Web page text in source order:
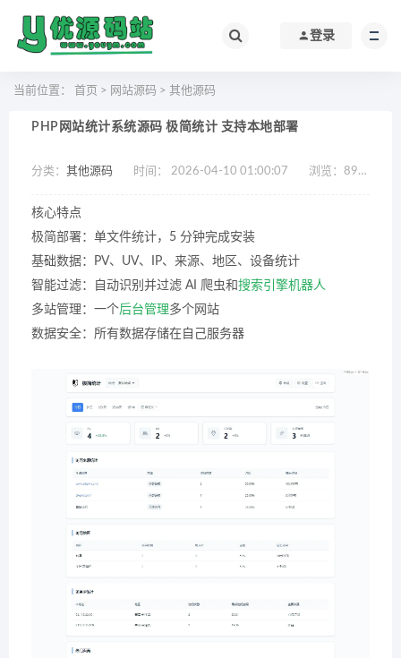
登录
当前位置： 首页 > 网站源码 > 其他源码
PHP网站统计系统源码 极简统计 支持本地部署
分类： 其他源码 时间： 2026-04-10 01:00:07 浏览： 897
核心特点
极简部署：单文件统计，5 分钟完成安装
基础数据：PV、UV、IP、来源、地区、设备统计
智能过滤：自动识别并过滤 AI 爬虫和搜索引擎机器人
多站管理：一个后台管理多个网站
数据安全：所有数据存储在自己服务器